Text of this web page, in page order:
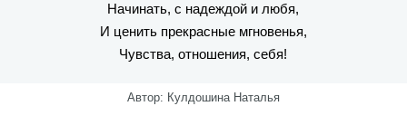
Начинать, с надеждой и любя,
И ценить прекрасные мгновенья,
Чувства, отношения, себя!
Автор: Кулдошина Наталья